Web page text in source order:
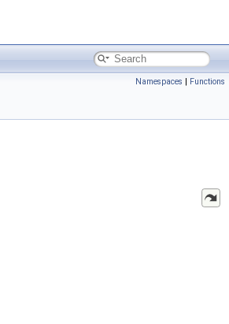
Namespaces | Functions